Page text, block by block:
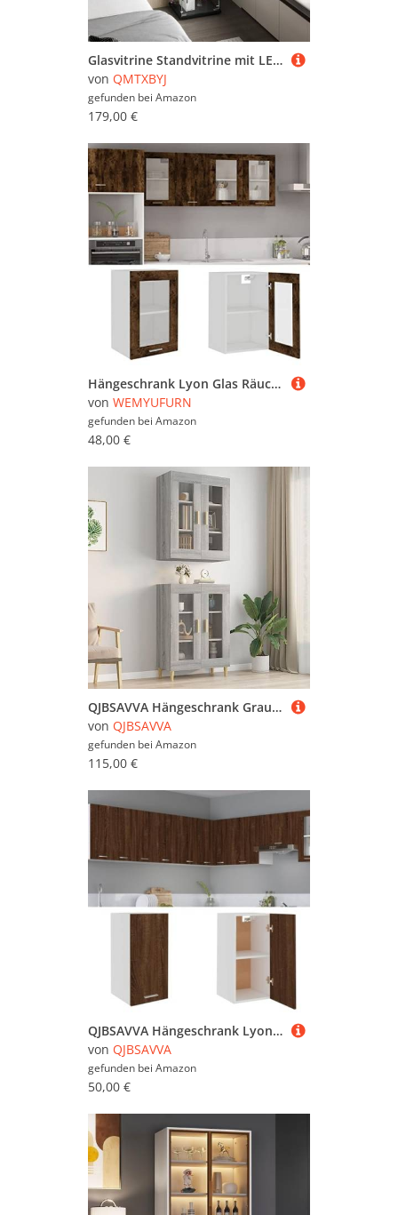
Glasvitrine Standvitrine mit LED-Streifen, 163x40x35 cm, 4 Lagen Glas Holz Vitrine mit 1 Türen und Schloss, Sammlervitrine Vitrinenschrank aus Gehärtetes Glas, Glasvitrine Stehend für Wohnzimmer
von QMTXBYJ
gefunden bei Amazon
179,00 €
Hängeschrank Lyon Glas Räuchereiche Moderner Küchenschrank aus Eichenholz mit Stauraum und elegantem Design 40x31x60 cm Holzwerkstoff
von WEMYUFURN
gefunden bei Amazon
48,00 €
QJBSAVVA Hängeschrank Grau Sonoma 69,5x34x90 cm - Küchenschrank & Wohnzimmerschrank aus Holzwerkstoff mit Glas - Modernes Design & Viel Stauraum
von QJBSAVVA
gefunden bei Amazon
115,00 €
QJBSAVVA Hängeschrank Lyon Braun Eichen Optik 29 5x31x60 cm Küchenschrank mit 2 Ablagen und Glas Tür Robustes Holzwerkstoff Design für Küche Wohnzimmer oder Flur
von QJBSAVVA
gefunden bei Amazon
50,00 €